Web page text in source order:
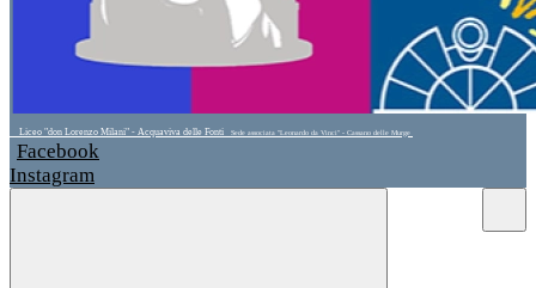
Liceo "don Lorenzo Milani" - Acquaviva delle Fonti Sede associata "Leonardo da Vinci" - Cassano delle Murge
Facebook
Instagram